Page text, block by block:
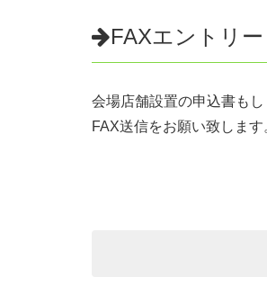
FAXエントリー
会場店舗設置の申込書も
FAX送信をお願い致します